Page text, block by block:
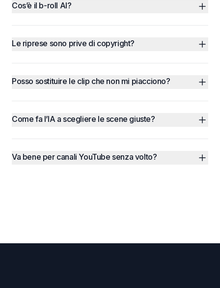
Cos’è il b-roll AI?
Le riprese sono prive di copyright?
Posso sostituire le clip che non mi piacciono?
Come fa l’IA a scegliere le scene giuste?
Va bene per canali YouTube senza volto?